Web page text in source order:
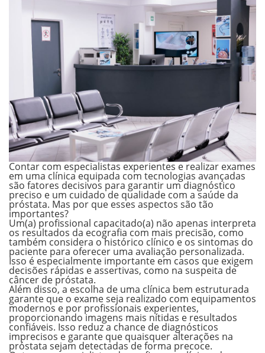
Contar com especialistas experientes e realizar exames
em uma clínica equipada com tecnologias avançadas
são fatores decisivos para garantir um diagnóstico
preciso e um cuidado de qualidade com a saúde da
próstata. Mas por que esses aspectos são tão
importantes?
Um(a) profissional capacitado(a) não apenas interpreta
os resultados da ecografia com mais precisão, como
também considera o histórico clínico e os sintomas do
paciente para oferecer uma avaliação personalizada.
Isso é especialmente importante em casos que exigem
decisões rápidas e assertivas, como na suspeita de
câncer de próstata.
Além disso, a escolha de uma clínica bem estruturada
garante que o exame seja realizado com equipamentos
modernos e por profissionais experientes,
proporcionando imagens mais nítidas e resultados
confiáveis. Isso reduz a chance de diagnósticos
imprecisos e garante que quaisquer alterações na
próstata sejam detectadas de forma precoce.